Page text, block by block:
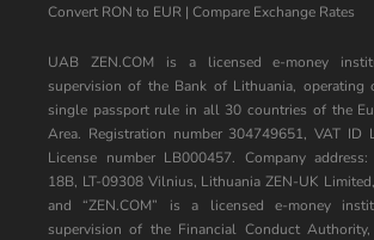
Convert RON to EUR | Compare Exchange Rates
UAB ZEN.COM is a licensed e-money
supervision of the Bank of Lithuania,
single passport rule in all 30 countries of the
Area. Registration number 304749651, VAT ID
License number LB000457. Company
18B, LT-09308 Vilnius, Lithuania ZEN-UK
and “ZEN.COM” is a licensed e-money
supervision of the Financial Conduct